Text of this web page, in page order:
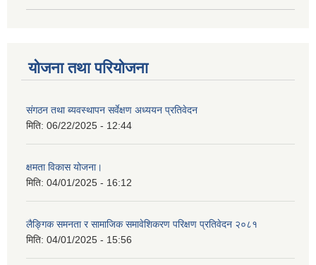
योजना तथा परियोजना
संगठन तथा ब्यवस्थापन सर्वेक्षण अध्ययन प्रतिवेदन
मिति: 06/22/2025 - 12:44
क्षमता विकास योजना।
मिति: 04/01/2025 - 16:12
लैङ्गिक समनता र सामाजिक समावेशिकरण परिक्षण प्रतिवेदन २०८१
मिति: 04/01/2025 - 15:56